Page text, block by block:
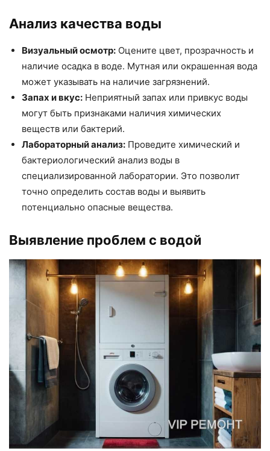
Анализ качества воды
Визуальный осмотр: Оцените цвет, прозрачность и
наличие осадка в воде. Мутная или окрашенная вода
может указывать на наличие загрязнений.
Запах и вкус: Неприятный запах или привкус воды
могут быть признаками наличия химических
веществ или бактерий.
Лабораторный анализ: Проведите химический и
бактериологический анализ воды в
специализированной лаборатории. Это позволит
точно определить состав воды и выявить
потенциально опасные вещества.
Выявление проблем с водой